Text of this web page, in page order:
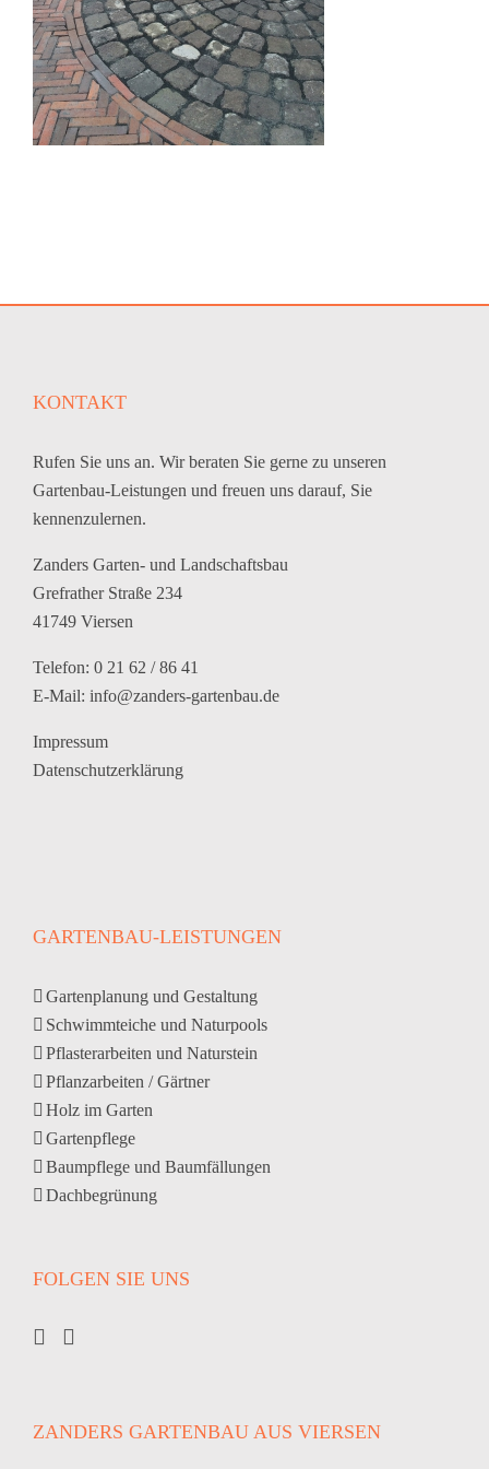
KONTAKT
Rufen Sie uns an. Wir beraten Sie gerne zu unseren
Gartenbau-Leistungen und freuen uns darauf, Sie
kennenzulernen.
Zanders Garten- und Landschaftsbau
Grefrather Straße 234
41749 Viersen
Telefon: 0 21 62 / 86 41
E-Mail: info@zanders-gartenbau.de
Impressum
Datenschutzerklärung
GARTENBAU-LEISTUNGEN
Gartenplanung und Gestaltung
Schwimmteiche und Naturpools
Pflasterarbeiten und Naturstein
Pflanzarbeiten / Gärtner
Holz im Garten
Gartenpflege
Baumpflege und Baumfällungen
Dachbegrünung
FOLGEN SIE UNS
ZANDERS GARTENBAU AUS VIERSEN